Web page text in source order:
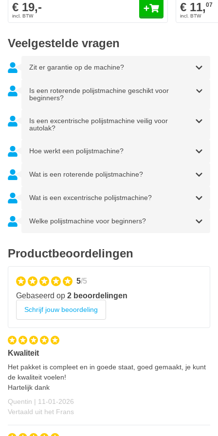
direct professioneel te polijsten tijdens een car detail, zonder
extra accessoires aan te hoeven schaffen. Bestle de set en
ontvang:
CROP Apex NanoX Nano Polijstmachine
2x Li-ion accu 12V - 2,5 Ah
6mm excentrische adapter
Roterende adapter
Steunschijf 30mm
Extension Shaft
Microvezel polijstschijf 75mm
Finishing polijstschijf 75mm
Wollen polijstschijf 50mm
Microvezel polijstschijf 50mm
Heavy Cut polijstpad 50mm
Finishing polijstschijf 50mm
Wollen polijstschijf 30mm
Microvezel polijstschijf 30mm
Heavy Cut polijstpad 30mm
Finishing polijstschijf 30mm
Heavy Cut polijstcone
Handleiding
€ 19,- € 11,07
Veelgestelde vragen
Zit er garantie op de machine?
Is een roterende polijstmachine geschikt voor
beginners?
Is een excentrische polijstmachine veilig voor
autolak?
Hoe werkt een polijstmachine?
Wat is een roterende polijstmachine?
Wat is een excentrische polijstmachine?
Welke polijstmachine voor beginners?
Productbeoordelingen
5/5
Gebaseerd op 2 beoordelingen
Schrijf jouw beoordeling
Kwaliteit
Het pakket is compleet en in goede staat, goed gemaakt, je kunt
de kwaliteit voelen!
Hartelijk dank
Quentin | 11 januari 2026
11-01-2026
Vertaald uit het Frans